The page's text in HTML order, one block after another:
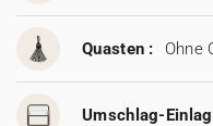
Quasten : Ohne
Umschlag-